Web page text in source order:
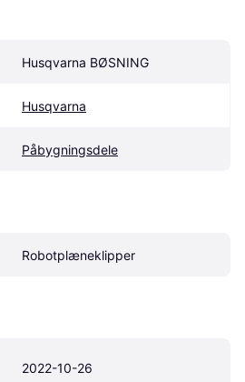
Husqvarna BØSNING
Husqvarna
Påbygningsdele
Robotplæneklipper
2022-10-26